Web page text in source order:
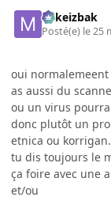
Mikeizbak
Posté(e) le 25
oui
as aussi du
ou un virus
donc plutôt un
etnica ou
tu dis toujours le
ça foire avec une
et/ou